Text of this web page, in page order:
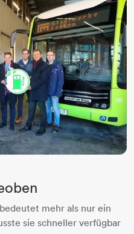
mehr als nur ein
sie schneller verfügbar